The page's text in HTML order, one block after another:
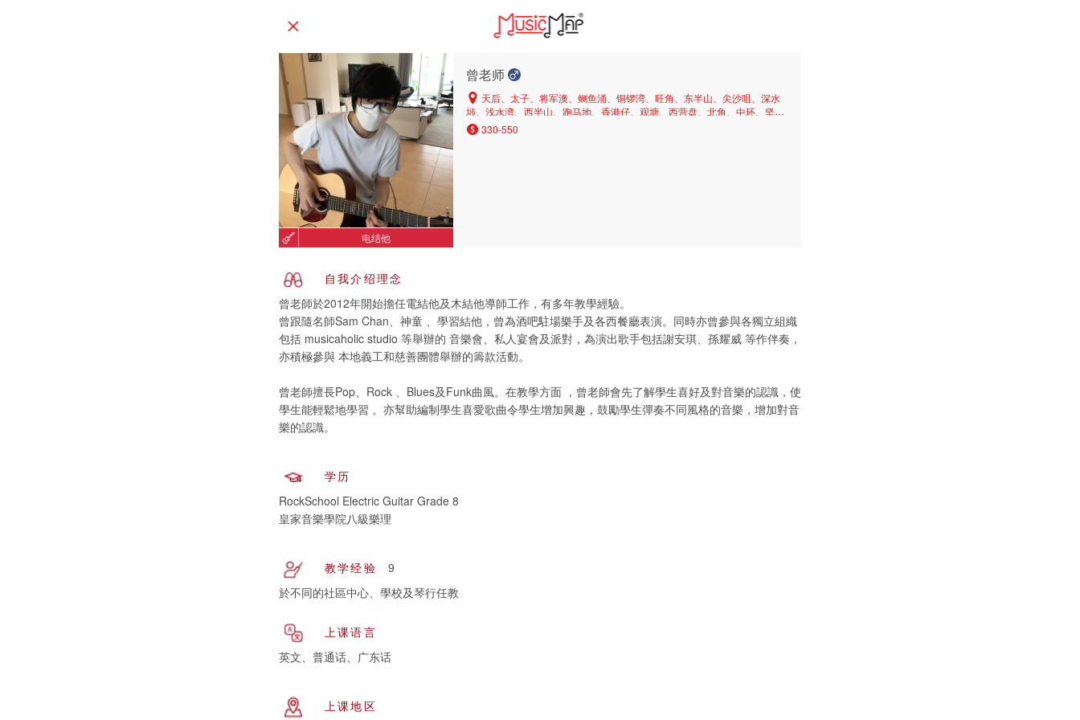
电结他
曾老师
天后、太子、将军澳、鲗鱼涌、铜锣湾、旺角、东半山、尖沙咀、深水
埗、浅水湾、西半山、跑马地、香港仔、观塘、西营盘、北角、中环、坚尼
地城、九龙塘、湾仔、炮台山、红磡
330-550
自我介绍理念
曾老師於2012年開始擔任電結他及木結他導師工作，有多年教學經驗。
曾跟隨名師Sam Chan、神童 、學習結他，曾為酒吧駐場樂手及各西餐廳表演。同時亦曾參與各獨立組織
包括 musicaholic studio 等舉辦的 音樂會、私人宴會及派對，為演出歌手包括謝安琪、孫耀威 等作伴奏，
亦積極參與 本地義工和慈善團體舉辦的籌款活動。
曾老師擅長Pop、Rock 、Blues及Funk曲風。在教學方面 ，曾老師會先了解學生喜好及對音樂的認識，使
學生能輕鬆地學習 。亦幫助編制學生喜愛歌曲令學生增加興趣，鼓勵學生彈奏不同風格的音樂，增加對音
樂的認識。
学历
RockSchool Electric Guitar Grade 8
皇家音樂學院八級樂理
教学经验
9
於不同的社區中心、學校及琴行任教
上课语言
英文、普通话、广东话
上课地区